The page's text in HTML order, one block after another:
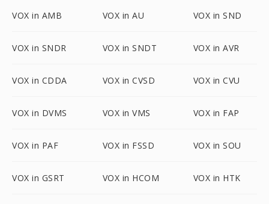
VOX in AMB VOX in AU VOX in SND
VOX in SNDR VOX in SNDT VOX in AVR
VOX in CDDA VOX in CVSD VOX in CVU
VOX in DVMS VOX in VMS VOX in FAP
VOX in PAF VOX in FSSD VOX in SOU
VOX in GSRT VOX in HCOM VOX in HTK